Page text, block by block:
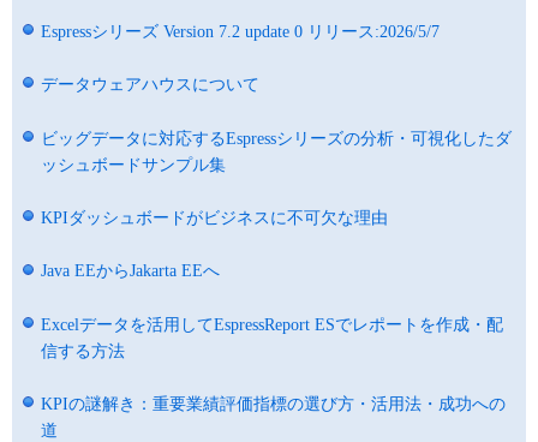
Espressシリーズ Version 7.2 update 0 リリース:2026/5/7
データウェアハウスについて
ビッグデータに対応するEspressシリーズの分析・可視化したダ
ッシュボードサンプル集
KPIダッシュボードがビジネスに不可欠な理由
Java EEからJakarta EEへ
Excelデータを活用してEspressReport ESでレポートを作成・配
信する方法
KPIの謎解き：重要業績評価指標の選び方・活用法・成功への
道